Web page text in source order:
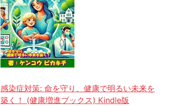
感染症対策: 命を守り、健康で明るい未来を
築く！ (健康増進ブックス) Kindle版